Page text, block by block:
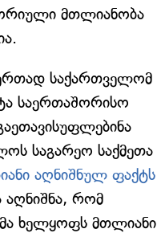
მთლიანობა
ერთად საქართველომ
საერთაშორისო
საგარეო საქმეთა
აღნიშნულ ფაქტს
აღნიშნა, რომ
ხელყოფს მთლიანი